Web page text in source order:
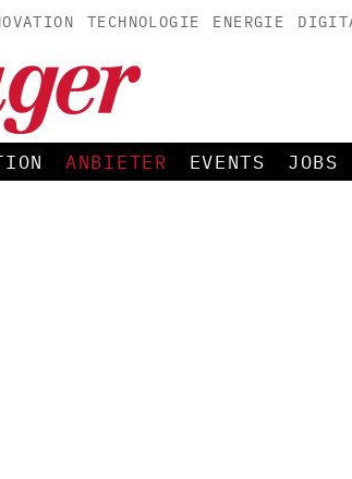
TECHNOLOGIE ENERGIE
ANBIETER EVENTS JOBS